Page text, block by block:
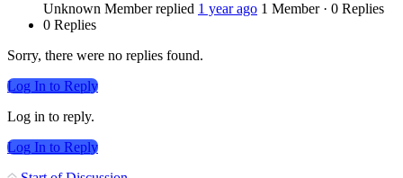
Unknown Member replied 1 year ago 1 Member · 0 Replies
0 Replies
Sorry, there were no replies found.
Log In to Reply
Log in to reply.
Log In to Reply